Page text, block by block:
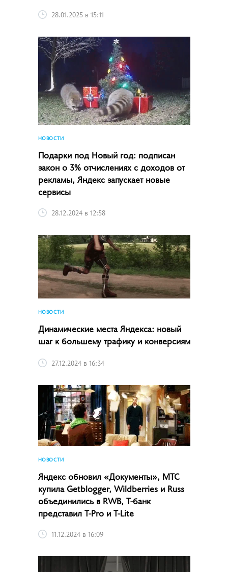
28.01.2025 в 15:11
НОВОСТИ
Подарки под Новый год: подписан
закон о 3% отчислениях с доходов от
рекламы, Яндекс запускает новые
сервисы
28.12.2024 в 12:58
НОВОСТИ
Динамические места Яндекса: новый
шаг к большему трафику и конверсиям
27.12.2024 в 16:34
НОВОСТИ
Яндекс обновил «Документы», МТС
купила Getblogger, Wildberries и Russ
объединились в RWB, Т-банк
представил T-Pro и T-Lite
11.12.2024 в 16:09